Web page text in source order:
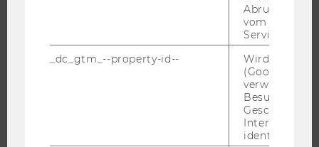
EXECUTIVE EDUCATION
INTERNATIONALE UND INCOMING EXCHANGE STUDIERENDE
ANGEBOTE FÜR SCHULEN UND STUDIENINTERESSIERTE
Abrufen
vom AMP
Service an.
_dc_gtm_--property-id--
Wird von
(Google Tag
verwendet,
Besucher
Geschlecht
Interessen zu
identifizieren.